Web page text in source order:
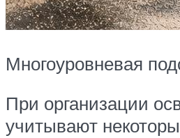
Многоуровневая
При организации
учитывают